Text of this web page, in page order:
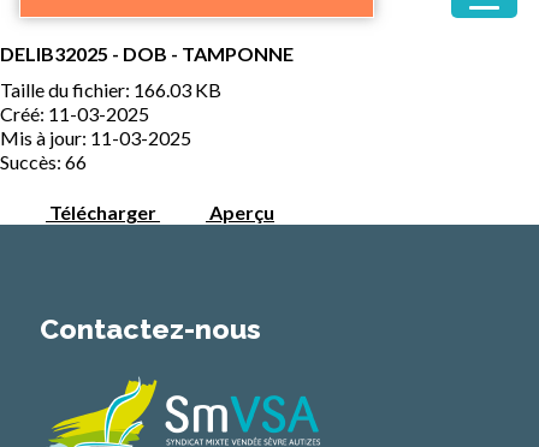
DELIB32025 - DOB - TAMPONNE
Taille du fichier: 166.03 KB
Créé: 11-03-2025
Mis à jour: 11-03-2025
Succès: 66
Télécharger Aperçu
Contactez-nous